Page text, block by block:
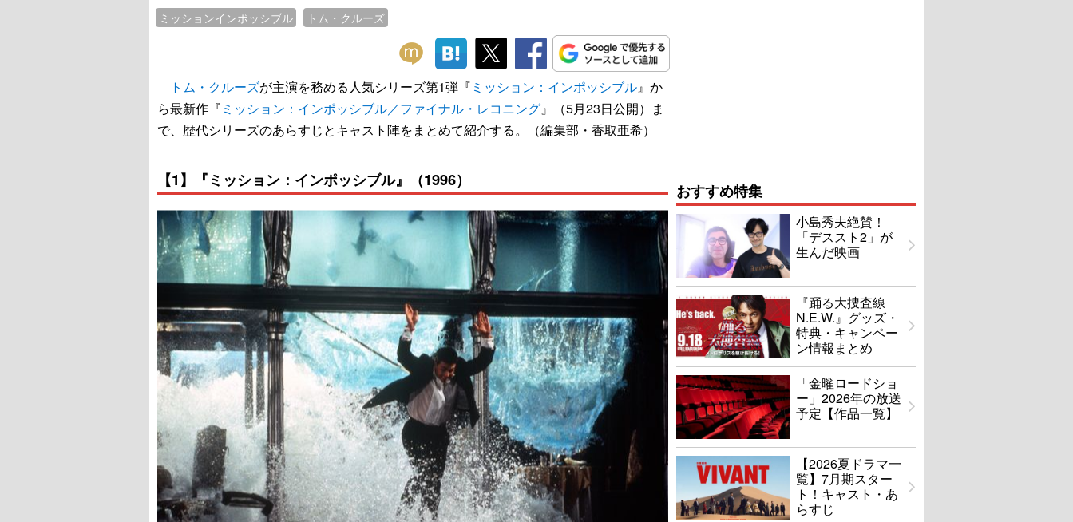
ミッションインポッシブル
トム・クルーズ
トム・クルーズが主演を務める人気シリーズ第1弾『 ミッション：インポッシブル』か
ら最新作『 ミッション：インポッシブル／ファイナル・レコニング』（5月23日公開）ま
で、歴代シリーズのあらすじとキャスト陣をまとめて紹介する。（編集部・香取亜希）
【1】『ミッション：インポッシブル』（1996）
おすすめ特集
小島秀夫絶賛！
「デススト2」が
生んだ映画
『踊る大捜査線
N.E.W.』グッズ・
特典・キャンペー
ン情報まとめ
「金曜ロードショ
ー」2026年の放送
予定【作品一覧】
【2026夏ドラマ一
覧】7月期スター
ト！キャスト・あ
らすじ